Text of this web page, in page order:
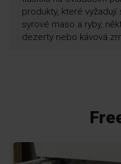
produkty, které
syrové maso a ryby,
dezerty nebo kávová